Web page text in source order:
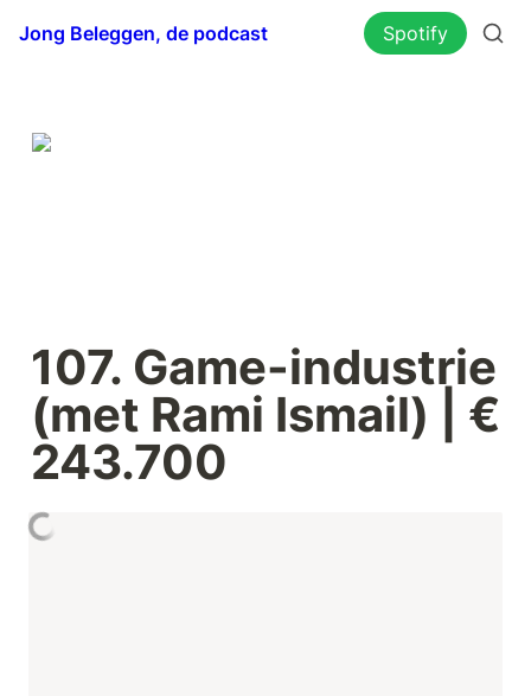
Jong Beleggen, de podcast Spotify
107. Game-industrie
(met Rami Ismail) | €
243.700